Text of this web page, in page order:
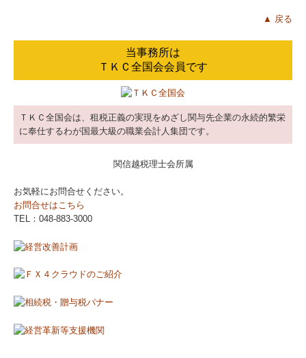
▲ 戻る
当事務所は
ＴＫＣ全国会会員です
ＴＫＣ全国会は、租税正義の実現をめざし関与先企業の永続的繁栄
に奉仕するわが国最大級の職業会計人集団です。
関信越税理士会所属
お気軽にお問合せください。
お問合せはこちら
TEL：048-883‐3000